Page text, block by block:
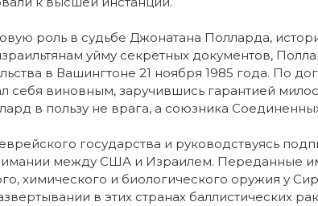
роль в судьбе Джонатана Полларда,
уйму секретных документов,
в Вашингтоне 21 ноября 1985 года. По
себя виновным, заручившись гарантией
в пользу не врага, а союзника
государства и руководствуясь
между США и Израилем. Переданные
химического и биологического оружия у
в этих странах баллистических